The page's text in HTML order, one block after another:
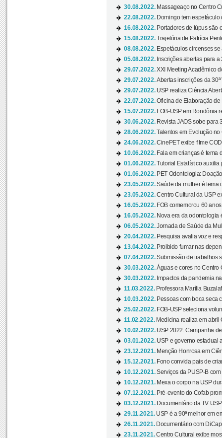
30.08.2022. Massageaço no Centro
22.08.2022. Domingo tem espetáculo
16.08.2022. Portadores de lúpus são
15.08.2022.Trajetória de Patrícia
08.08.2022. Espetáculos circenses
05.08.2022. Inscrições abertas para a
29.07.2022.XXI Meeting Acadêmico
29.07.2022.Abertas inscrições da 30ª
29.07.2022. USP realiza Ciência
22.07.2022.Oficina de Elaboração de
15.07.2022. FOB-USP em Rondônia
30.06.2022. Revista JAOS sobe para
28.06.2022.Talentos em Evolução no
24.06.2022.CinePET exibe filme
10.06.2022. Fala em crianças é tema
01.06.2022.Tutorial Estatístico auxilia
01.06.2022. PET Odontologia:
23.05.2022.Saúde da mulher é tema
23.05.2022.Centro Cultural da USP
16.05.2022. FOB comemorou 60
16.05.2022. Nova era da odontologia
06.05.2022.Jornada de Saúde da
20.04.2022. Pesquisa avalia voz e
13.04.2022. Proibido fumar nas
07.04.2022.Submissão de trabalhos
30.03.2022.Águas e cores no Centro
30.03.2022. Impactos da pandemia
11.03.2022. Professora Marília
10.03.2022. Pessoas com boca seca
25.02.2022. FOB-USP seleciona
11.02.2022. Medicina realiza em abril
10.02.2022. USP 2022: Campanha
03.01.2022. USP e governo estadual
23.12.2021. Menção Honrosa em
15.12.2021. Fono convida pais de
10.12.2021.Serviços da PUSP-B
10.12.2021. Mexa o corpo na USP
07.12.2021. Pré-evento do Cofab
03.12.2021. Documentário da TV
29.11.2021. USP é a 90ª melhor em
26.11.2021. Documentário com
23.11.2021.Centro Cultural exibe